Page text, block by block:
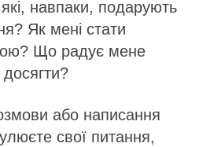
навпаки, подарують
Як мені стати
Що радує мене
або написання
свої питання,